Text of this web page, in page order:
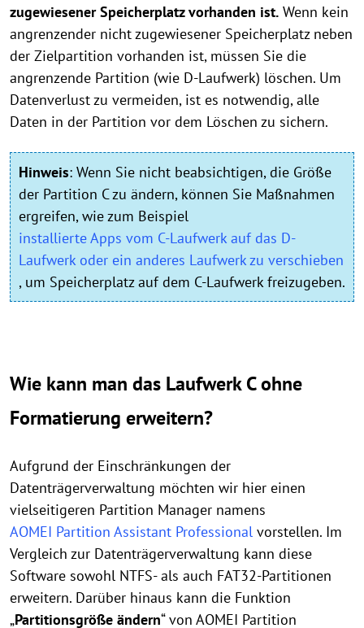
zugewiesener Speicherplatz vorhanden ist. Wenn kein
angrenzender nicht zugewiesener Speicherplatz neben
der Zielpartition vorhanden ist, müssen Sie die
angrenzende Partition (wie D-Laufwerk) löschen. Um
Datenverlust zu vermeiden, ist es notwendig, alle
Daten in der Partition vor dem Löschen zu sichern.
Hinweis: Wenn Sie nicht beabsichtigen, die Größe
der Partition C zu ändern, können Sie Maßnahmen
ergreifen, wie zum Beispiel
installierte Apps vom C-Laufwerk auf das D-
Laufwerk oder ein anderes Laufwerk zu verschieben
, um Speicherplatz auf dem C-Laufwerk freizugeben.
Wie kann man das Laufwerk C ohne
Formatierung erweitern?
Aufgrund der Einschränkungen der
Datenträgerverwaltung möchten wir hier einen
vielseitigeren Partition Manager namens
AOMEI Partition Assistant Professional vorstellen. Im
Vergleich zur Datenträgerverwaltung kann diese
Software sowohl NTFS- als auch FAT32-Partitionen
erweitern. Darüber hinaus kann die Funktion
„Partitionsgröße ändern“ von AOMEI Partition